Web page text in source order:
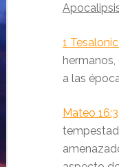
1
a las
Mateo 16:3